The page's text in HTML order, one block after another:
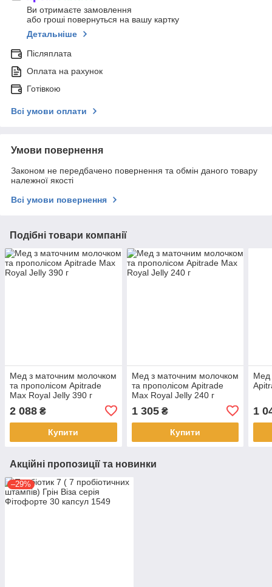
Ви отримаєте замовлення
або гроші повернуться на вашу картку
Детальніше
Післяплата
Оплата на рахунок
Готівкою
Всі умови оплати
Умови повернення
Законом не передбачено повернення та обмін даного товару
належної якості
Всі умови повернення
Подібні товари компанії
Мед з маточним молочком
та прополісом Apitrade
Max Royal Jelly 390 г
2 088 ₴
Купити
Мед з маточним молочком
та прополісом Apitrade
Max Royal Jelly 240 г
1 305₴
Купити
Мед
1
Акційні пропозиції та новинки
–29%